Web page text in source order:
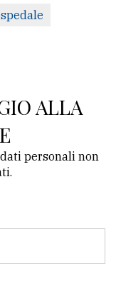
ALLA
personali non